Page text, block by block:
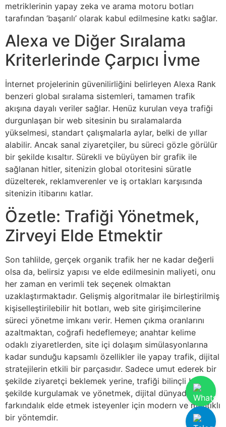
metriklerinin yapay zeka ve arama motoru botları
tarafından ‘başarılı’ olarak kabul edilmesine katkı sağlar.
Alexa ve Diğer Sıralama
Kriterlerinde Çarpıcı İvme
İnternet projelerinin güvenilirliğini belirleyen Alexa Rank
benzeri global sıralama sistemleri, tamamen trafik
akışına dayalı veriler sağlar. Henüz kurulan veya trafiği
durgunlaşan bir web sitesinin bu sıralamalarda
yükselmesi, standart çalışmalarla aylar, belki de yıllar
alabilir. Ancak sanal ziyaretçiler, bu süreci gözle görülür
bir şekilde kısaltır. Sürekli ve büyüyen bir grafik ile
sağlanan hitler, sitenizin global otoritesini süratle
düzelterek, reklamverenler ve iş ortakları karşısında
sitenizin itibarını katlar.
Özetle: Trafiği Yönetmek,
Zirveyi Elde Etmektir
Son tahlilde, gerçek organik trafik her ne kadar değerli
olsa da, belirsiz yapısı ve elde edilmesinin maliyeti, onu
her zaman en verimli tek seçenek olmaktan
uzaklaştırmaktadır. Gelişmiş algoritmalar ile birleştirilmiş
kişiselleştirilebilir hit botları, web site girişimcilerine
süreci yönetme imkanı verir. Hemen çıkma oranlarını
azaltmaktan, coğrafi hedeflemeye; anahtar kelime
odaklı ziyaretlerden, site içi dolaşım simülasyonlarına
kadar sunduğu kapsamlı özellikler ile yapay trafik, dijital
stratejilerin etkili bir parçasıdır. Sadece umut ederek bir
şekilde ziyaretçi beklemek yerine, trafiği bilinçli bir
şekilde kurgulamak ve yönetmek, dijital dünyada
farkındalık elde etmek isteyenler için modern ve mantıklı
bir yöntemdir.